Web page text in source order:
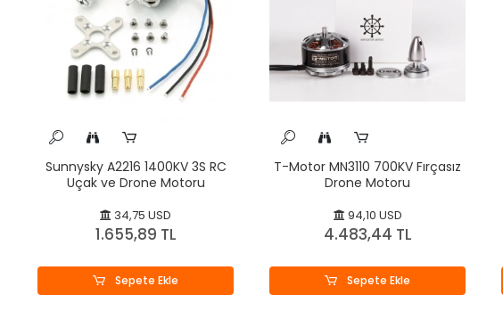
Sunnysky A2216 1400KV 3S RC
Uçak ve Drone Motoru
34,75 USD
1.655,89 TL
Sepete Ekle
T-Motor MN3110 700KV Fırçasız
Drone Motoru
94,10 USD
4.483,44 TL
Sepete Ekle